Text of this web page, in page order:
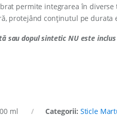
permite integrarea în
protejând conținutul pe durata
sau dopul sintetic NU este
ml Categorii: Sticle